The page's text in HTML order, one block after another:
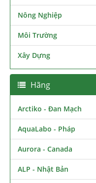
Nông Nghiệp
Môi Trường
Xây Dựng
Hãng
Arctiko - Đan Mạch
AquaLabo - Pháp
Aurora - Canada
ALP - Nhật Bản